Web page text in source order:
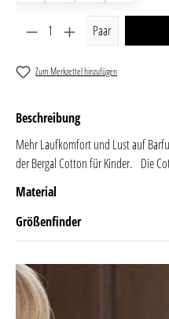
Produkt Anzahl: Gib den
Paar
Zum Merkzettel hinzufügen
Beschreibung
Mehr Laufkomfort und Lust auf
der Bergal Cotton für Kinder. Die
Material
Größenfinder